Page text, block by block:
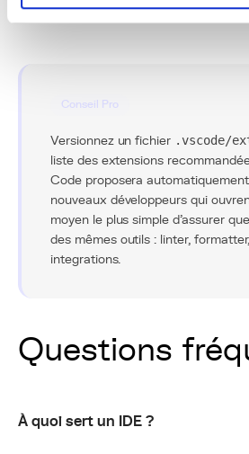
Conseil Pro
Versionnez un fichier .vscode/
liste des extensions
Code proposera
nouveaux développeurs qui
moyen le plus simple d'assurer
des mêmes outils : linter,
integrations.
Questions
À quoi sert un IDE ?